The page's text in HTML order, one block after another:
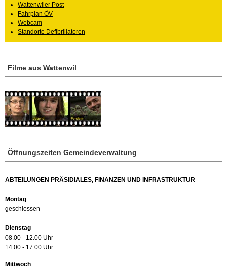
Öffnungszeiten Gemeindeverwaltung
ABTEILUNGEN PRÄSIDIALES, FINANZEN UND INFRASTRUKTUR
Montag
geschlossen
Dienstag
08.00 - 12.00 Uhr
14.00 - 17.00 Uhr
Mittwoch
Filme aus Wattenwil
Wattenwiler Post
Fahrplan ÖV
Webcam
Standorte Defibrillatoren